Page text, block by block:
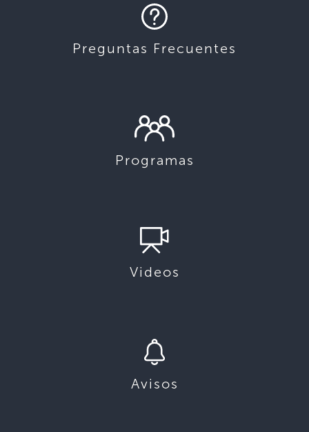
Preguntas Frecuentes
Programas
Videos
Avisos